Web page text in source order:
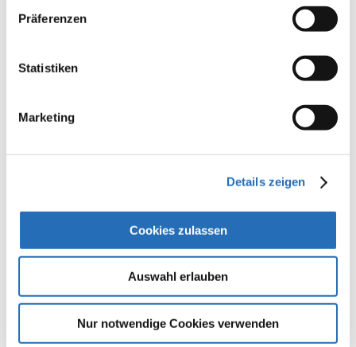
Präferenzen
Statistiken
Marketing
Details zeigen
Cookies zulassen
Auswahl erlauben
Nur notwendige Cookies verwenden
Anfahrt
Allgemeine Leistungen
Aktuelle News